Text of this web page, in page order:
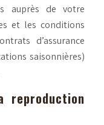
auprès de votre
et les conditions
d’assurance
saisonnières)
reproduction